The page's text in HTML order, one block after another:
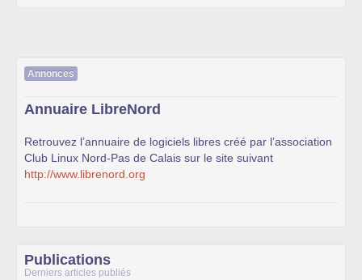
Annonces
Annuaire LibreNord
Retrouvez l’annuaire de logiciels libres créé par l’association
Club Linux Nord-Pas de Calais sur le site suivant
http://www.librenord.org
Publications
Derniers articles publiés